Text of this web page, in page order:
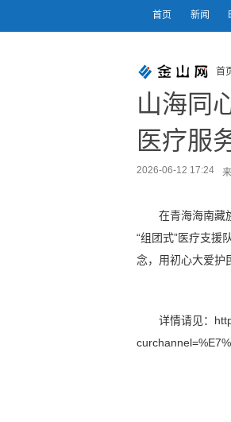
首页 新闻
首
山海同
医疗服
2026-06-12 17:24
在青海海南藏
“组团式”医疗支援
念，用初心大爱护
详情请见：